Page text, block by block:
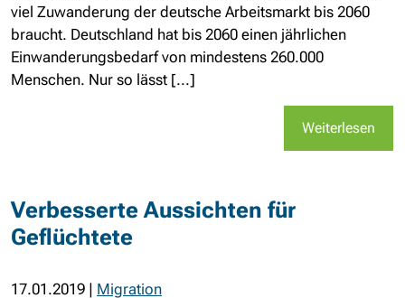
viel Zuwanderung der deutsche Arbeitsmarkt bis 2060
braucht. Deutschland hat bis 2060 einen jährlichen
Einwanderungsbedarf von mindestens 260.000
Menschen. Nur so lässt [...]
Weiterlesen
Verbesserte Aussichten für
Geflüchtete
17.01.2019 | Migration